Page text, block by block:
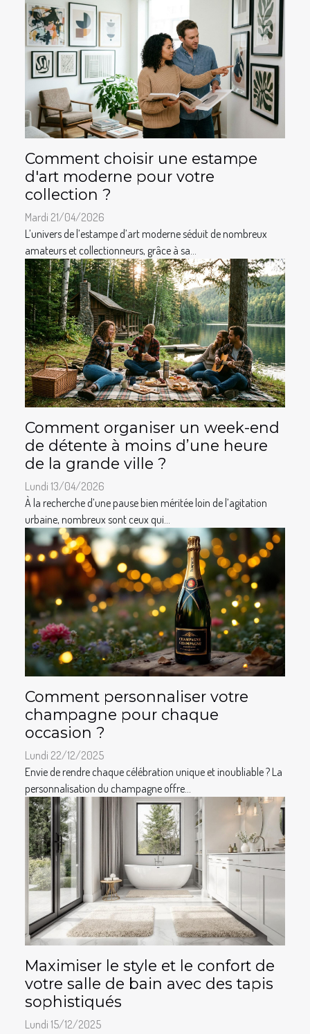
Comment choisir une estampe
d'art moderne pour votre
collection ?
Mardi 21/04/2026
L’univers de l’estampe d’art moderne séduit de nombreux
amateurs et collectionneurs, grâce à sa...
Comment organiser un week-end
de détente à moins d’une heure
de la grande ville ?
Lundi 13/04/2026
À la recherche d’une pause bien méritée loin de l’agitation
urbaine, nombreux sont ceux qui...
Comment personnaliser votre
champagne pour chaque
occasion ?
Lundi 22/12/2025
Envie de rendre chaque célébration unique et inoubliable ? La
personnalisation du champagne offre...
Maximiser le style et le confort de
votre salle de bain avec des tapis
sophistiqués
Lundi 15/12/2025